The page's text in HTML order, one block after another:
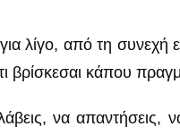
λίγο, από τη συνεχή
βρίσκεσαι κάπου
να απαντήσεις,